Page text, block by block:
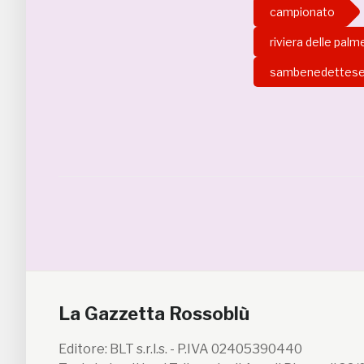
campionato
riviera delle
sambenedettese
La Gazzetta Rossoblù
Editore: BLT s.r.l.s. - P.IVA 02405390440